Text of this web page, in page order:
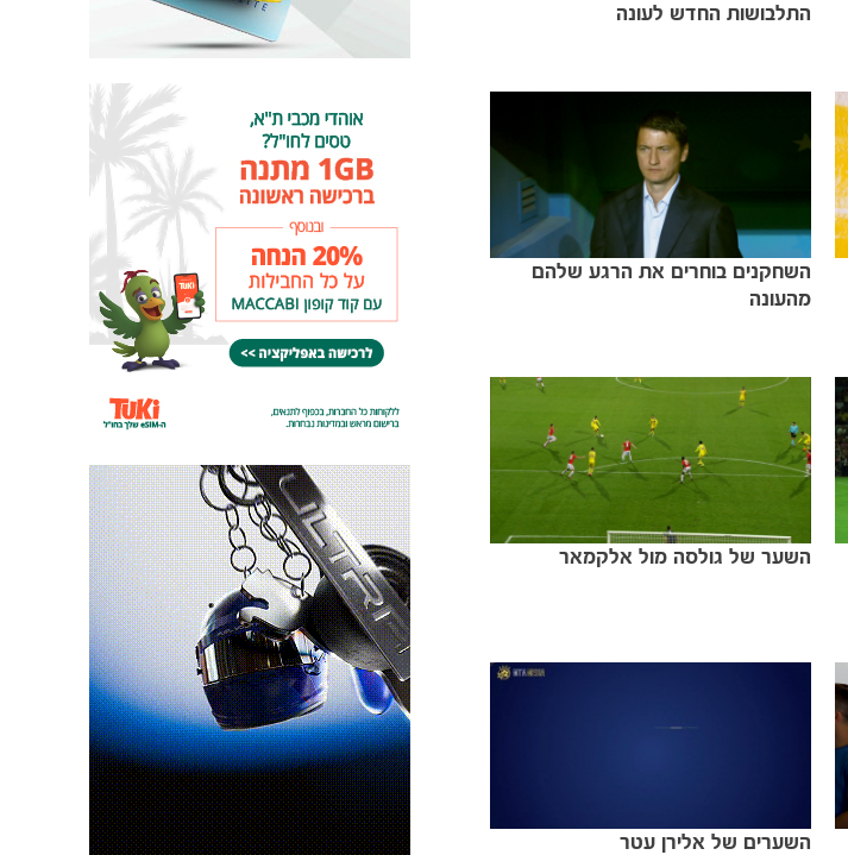
התלבושות החדש לעונה
השחקנים בוחרים את הרגע שלהם
מהעונה
השער של גולסה מול אלקמאר
השערים של אלירן עטר